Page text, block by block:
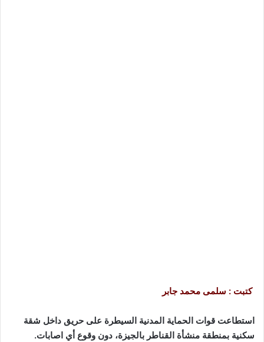
كتبت : سلمى محمد جابر
استطاعت قوات الحماية المدنية السيطرة على حريق داخل شقة
سكنية بمنطقة منشأة القناطر بالجيزة، دون وقوع أي اصابات.